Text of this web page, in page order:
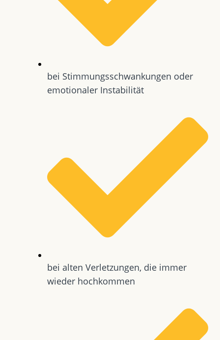
bei Stimmungsschwankungen oder
emotionaler Instabilität
bei alten Verletzungen, die immer
wieder hochkommen